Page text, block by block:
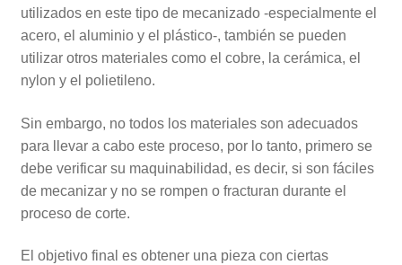
utilizados en este tipo de mecanizado -especialmente el
acero, el aluminio y el plástico-, también se pueden
utilizar otros materiales como el cobre, la cerámica, el
nylon y el polietileno.
Sin embargo, no todos los materiales son adecuados
para llevar a cabo este proceso, por lo tanto, primero se
debe verificar su maquinabilidad, es decir, si son fáciles
de mecanizar y no se rompen o fracturan durante el
proceso de corte.
El objetivo final es obtener una pieza con ciertas